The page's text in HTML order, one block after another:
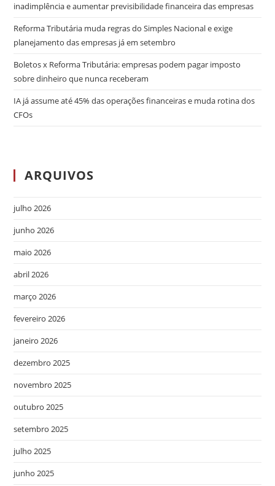
inadimplência e aumentar previsibilidade financeira das empresas
Reforma Tributária muda regras do Simples Nacional e exige
planejamento das empresas já em setembro
Boletos x Reforma Tributária: empresas podem pagar imposto
sobre dinheiro que nunca receberam
IA já assume até 45% das operações financeiras e muda rotina dos
CFOs
ARQUIVOS
julho 2026
junho 2026
maio 2026
abril 2026
março 2026
fevereiro 2026
janeiro 2026
dezembro 2025
novembro 2025
outubro 2025
setembro 2025
julho 2025
junho 2025